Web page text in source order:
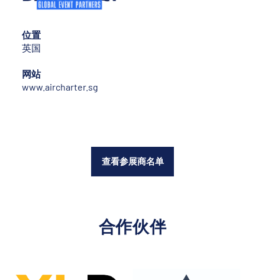
位置
英国
网站
www.aircharter.sg
查看参展商名单
合作伙伴